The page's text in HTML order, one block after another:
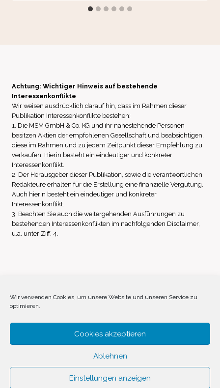
Wir verwenden Cookies, um unsere Website und unseren Service zu
optimieren.
Cookies akzeptieren
Ablehnen
Einstellungen anzeigen
Achtung: Wichtiger Hinweis auf bestehende
Interessenkonflikte
Wir weisen ausdrücklich darauf hin, dass im Rahmen dieser
Publikation Interessenkonflikte bestehen:
1. Die MSM GmbH & Co. KG und ihr nahestehende Personen
besitzen Aktien der empfohlenen Gesellschaft und beabsichtigen,
diese im Rahmen und zu jedem Zeitpunkt dieser Empfehlung zu
verkaufen. Hierin besteht ein eindeutiger und konkreter
Interessenkonflikt.
2. Der Herausgeber dieser Publikation, sowie die verantwortlichen
Redakteure erhalten für die Erstellung eine finanzielle Vergütung.
Auch hierin besteht ein eindeutiger und konkreter
Interessenkonflikt.
3. Beachten Sie auch die weitergehenden Ausführungen zu
bestehenden Interessenkonflikten im nachfolgenden Disclaimer,
u.a. unter Ziff. 4.
Impressum Datenschutz
Disclaimer
© 2026 Invest Inside by